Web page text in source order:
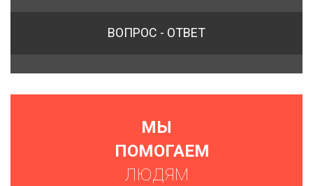
ВОПРОС - ОТВЕТ
МЫ
ПОМОГАЕМ
ЛЮДЯМ